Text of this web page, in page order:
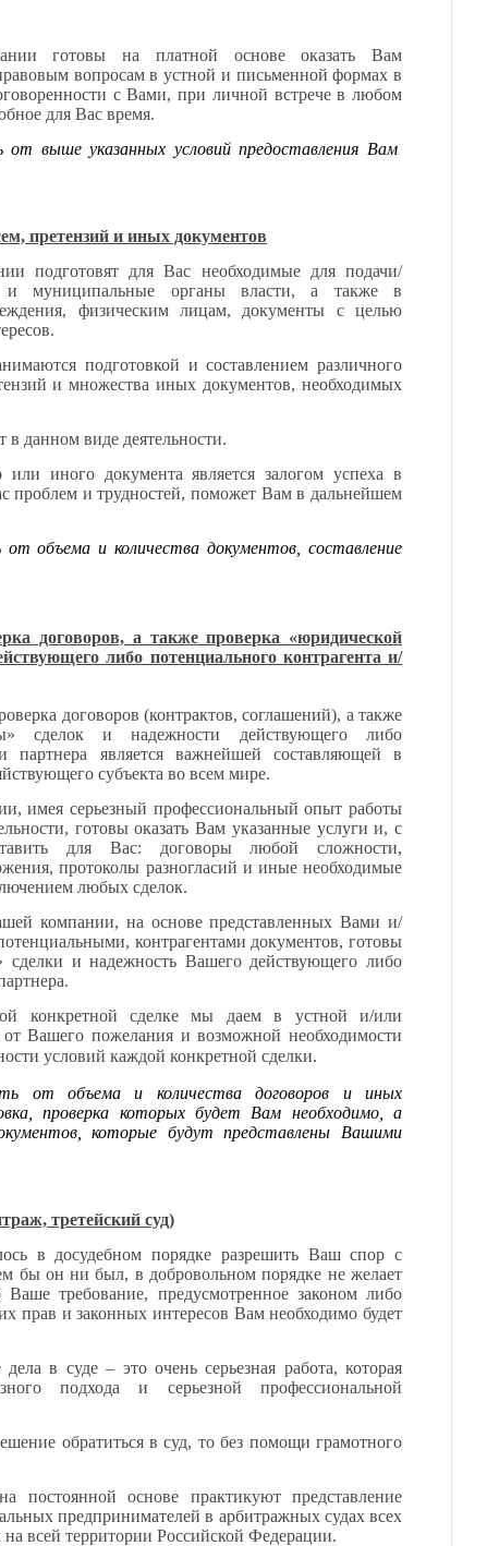
готовы на платной основе оказать Вам
вопросам в устной и письменной формах в
с Вами, при личной встрече в любом
для Вас время.
от выше указанных условий предоставления Вам
претензий и иных документов
подготовят для Вас необходимые для подачи/
и муниципальные органы власти, а также в
физическим лицам, документы с целью
подготовкой и составлением различного
и множества иных документов, необходимых
данном виде деятельности.
или иного документа является залогом успеха в
проблем и трудностей, поможет Вам в дальнейшем
объема и количества документов, составление
договоров, а также проверка «юридической
либо потенциального контрагента и/
договоров (контрактов, соглашений), а также
сделок и надежности действующего либо
партнера является важнейшей составляющей в
субъекта во всем мире.
имея серьезный профессиональный опыт работы
готовы оказать Вам указанные услуги и, с
для Вас: договоры любой сложности,
протоколы разногласий и иные необходимые
любых сделок.
компании, на основе представленных Вами и/
контрагентами документов, готовы
сделки и надежность Вашего действующего либо
конкретной сделке мы даем в устной и/или
Вашего пожелания и возможной необходимости
условий каждой конкретной сделки.
от объема и количества договоров и иных
проверка которых будет Вам необходимо, а
которые будут представлены Вашими
третейский суд)
в досудебном порядке разрешить Ваш спор с
бы он ни был, в добровольном порядке не желает
требование, предусмотренное законом либо
прав и законных интересов Вам необходимо будет
в суде – это очень серьезная работа, которая
подхода и серьезной профессиональной
обратиться в суд, то без помощи грамотного
основе практикуют представление
предпринимателей в арбитражных судах всех
на всей территории Российской Федерации.